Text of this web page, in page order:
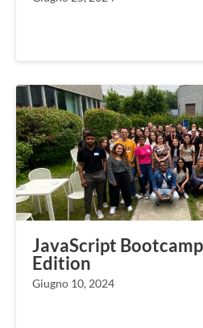
JavaScript
Edition
Giugno 10, 2024